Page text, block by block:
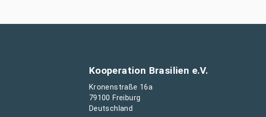
Kooperation Brasilien e.V.
Kronenstraße 16a
79100 Freiburg
Deutschland